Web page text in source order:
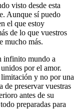
visto desde esta
Aunque sí puedo
el que estoy
de lo que vuestros
mucho más.
infinito mundo a
por el amor.
limitación y no por una
de preservar vuestras
antes de su
preparadas para